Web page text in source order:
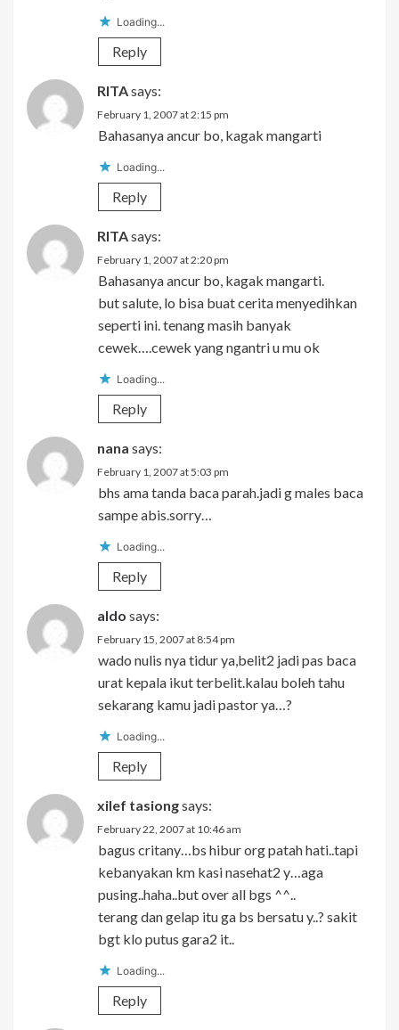
Loading...
Reply
RITAsays:
February 1, 2007 at 2:15 pm
Bahasanya ancur bo, kagak mangarti
Loading...
Reply
RITAsays:
February 1, 2007 at 2:20 pm
Bahasanya ancur bo, kagak mangarti.
but salute, lo bisa buat cerita menyedihkan
seperti ini. tenang masih banyak
cewek….cewek yang ngantri u mu ok
Loading...
Reply
nana says:
February 1, 2007 at 5:03 pm
bhs ama tanda baca parah.jadi g males baca
sampe abis.sorry…
Loading...
Reply
aldo says:
February 15, 2007 at 8:54 pm
wado nulis nya tidur ya,belit2 jadi pas baca
urat kepala ikut terbelit.kalau boleh tahu
sekarang kamu jadi pastor ya…?
Loading...
Reply
xilef tasiongsays:
February 22, 2007 at 10:46 am
bagus critany…bs hibur org patah hati..tapi
kebanyakan km kasi nasehat2 y…aga
pusing..haha..but over all bgs ^^..
terang dan gelap itu ga bs bersatu y..? sakit
bgt klo putus gara2 it..
Loading...
Reply